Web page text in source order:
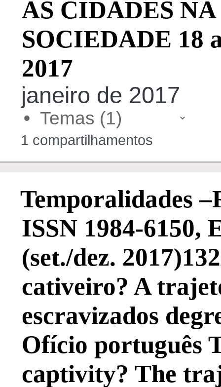
AS CIDADES
SOCIEDADE 18
2017
janeiro de 2017
•
1 compartilhamentos
Temporalidades
ISSN 1984-6150,
(set./dez.
cativeiro? A
escravizados
Ofício português
captivity? The